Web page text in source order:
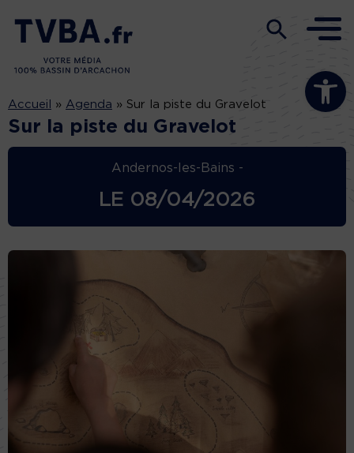
Ouvrir la
Accueil » Agenda » Sur la piste du Gravelot
Sur la piste du Gravelot
Andernos-les-Bains -
LE 08/04/2026